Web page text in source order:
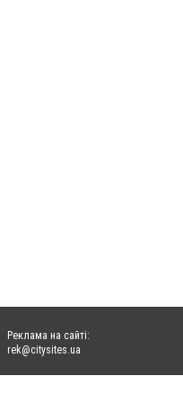
Реклама на сайті:
rek@citysites.ua